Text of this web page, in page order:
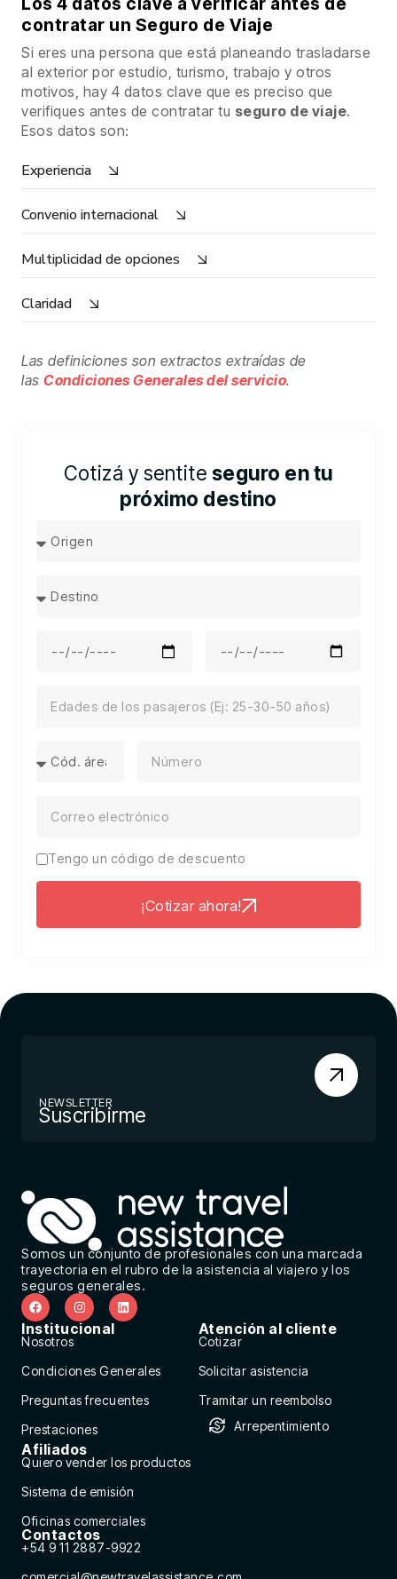
contratar un Seguro de Viaje
Si eres una persona que está planeando trasladarse
al exterior por estudio, turismo, trabajo y otros
motivos, hay 4 datos clave que es preciso que
verifiques antes de contratar tu seguro de viaje.
Esos datos son:
Experiencia
Convenio internacional
Multiplicidad de opciones
Claridad
Las definiciones son extractos extraídas de
las Condiciones Generales del servicio.
Cotizá y sentite seguro en tu
próximo destino
Tengo un código de descuento
¡Cotizar ahora!
NEWSLETTER
Suscribirme
Somos un conjunto de profesionales con una marcada
trayectoria en el rubro de la asistencia al viajero y los
seguros generales.
Institucional
Nosotros
Condiciones Generales
Preguntas frecuentes
Prestaciones
Atención al cliente
Cotizar
Solicitar asistencia
Tramitar un reembolso
Arrepentimiento
Afiliados
Quiero vender los productos
Sistema de emisión
Oficinas comerciales
Contactos
+54 9 11 2887-9922